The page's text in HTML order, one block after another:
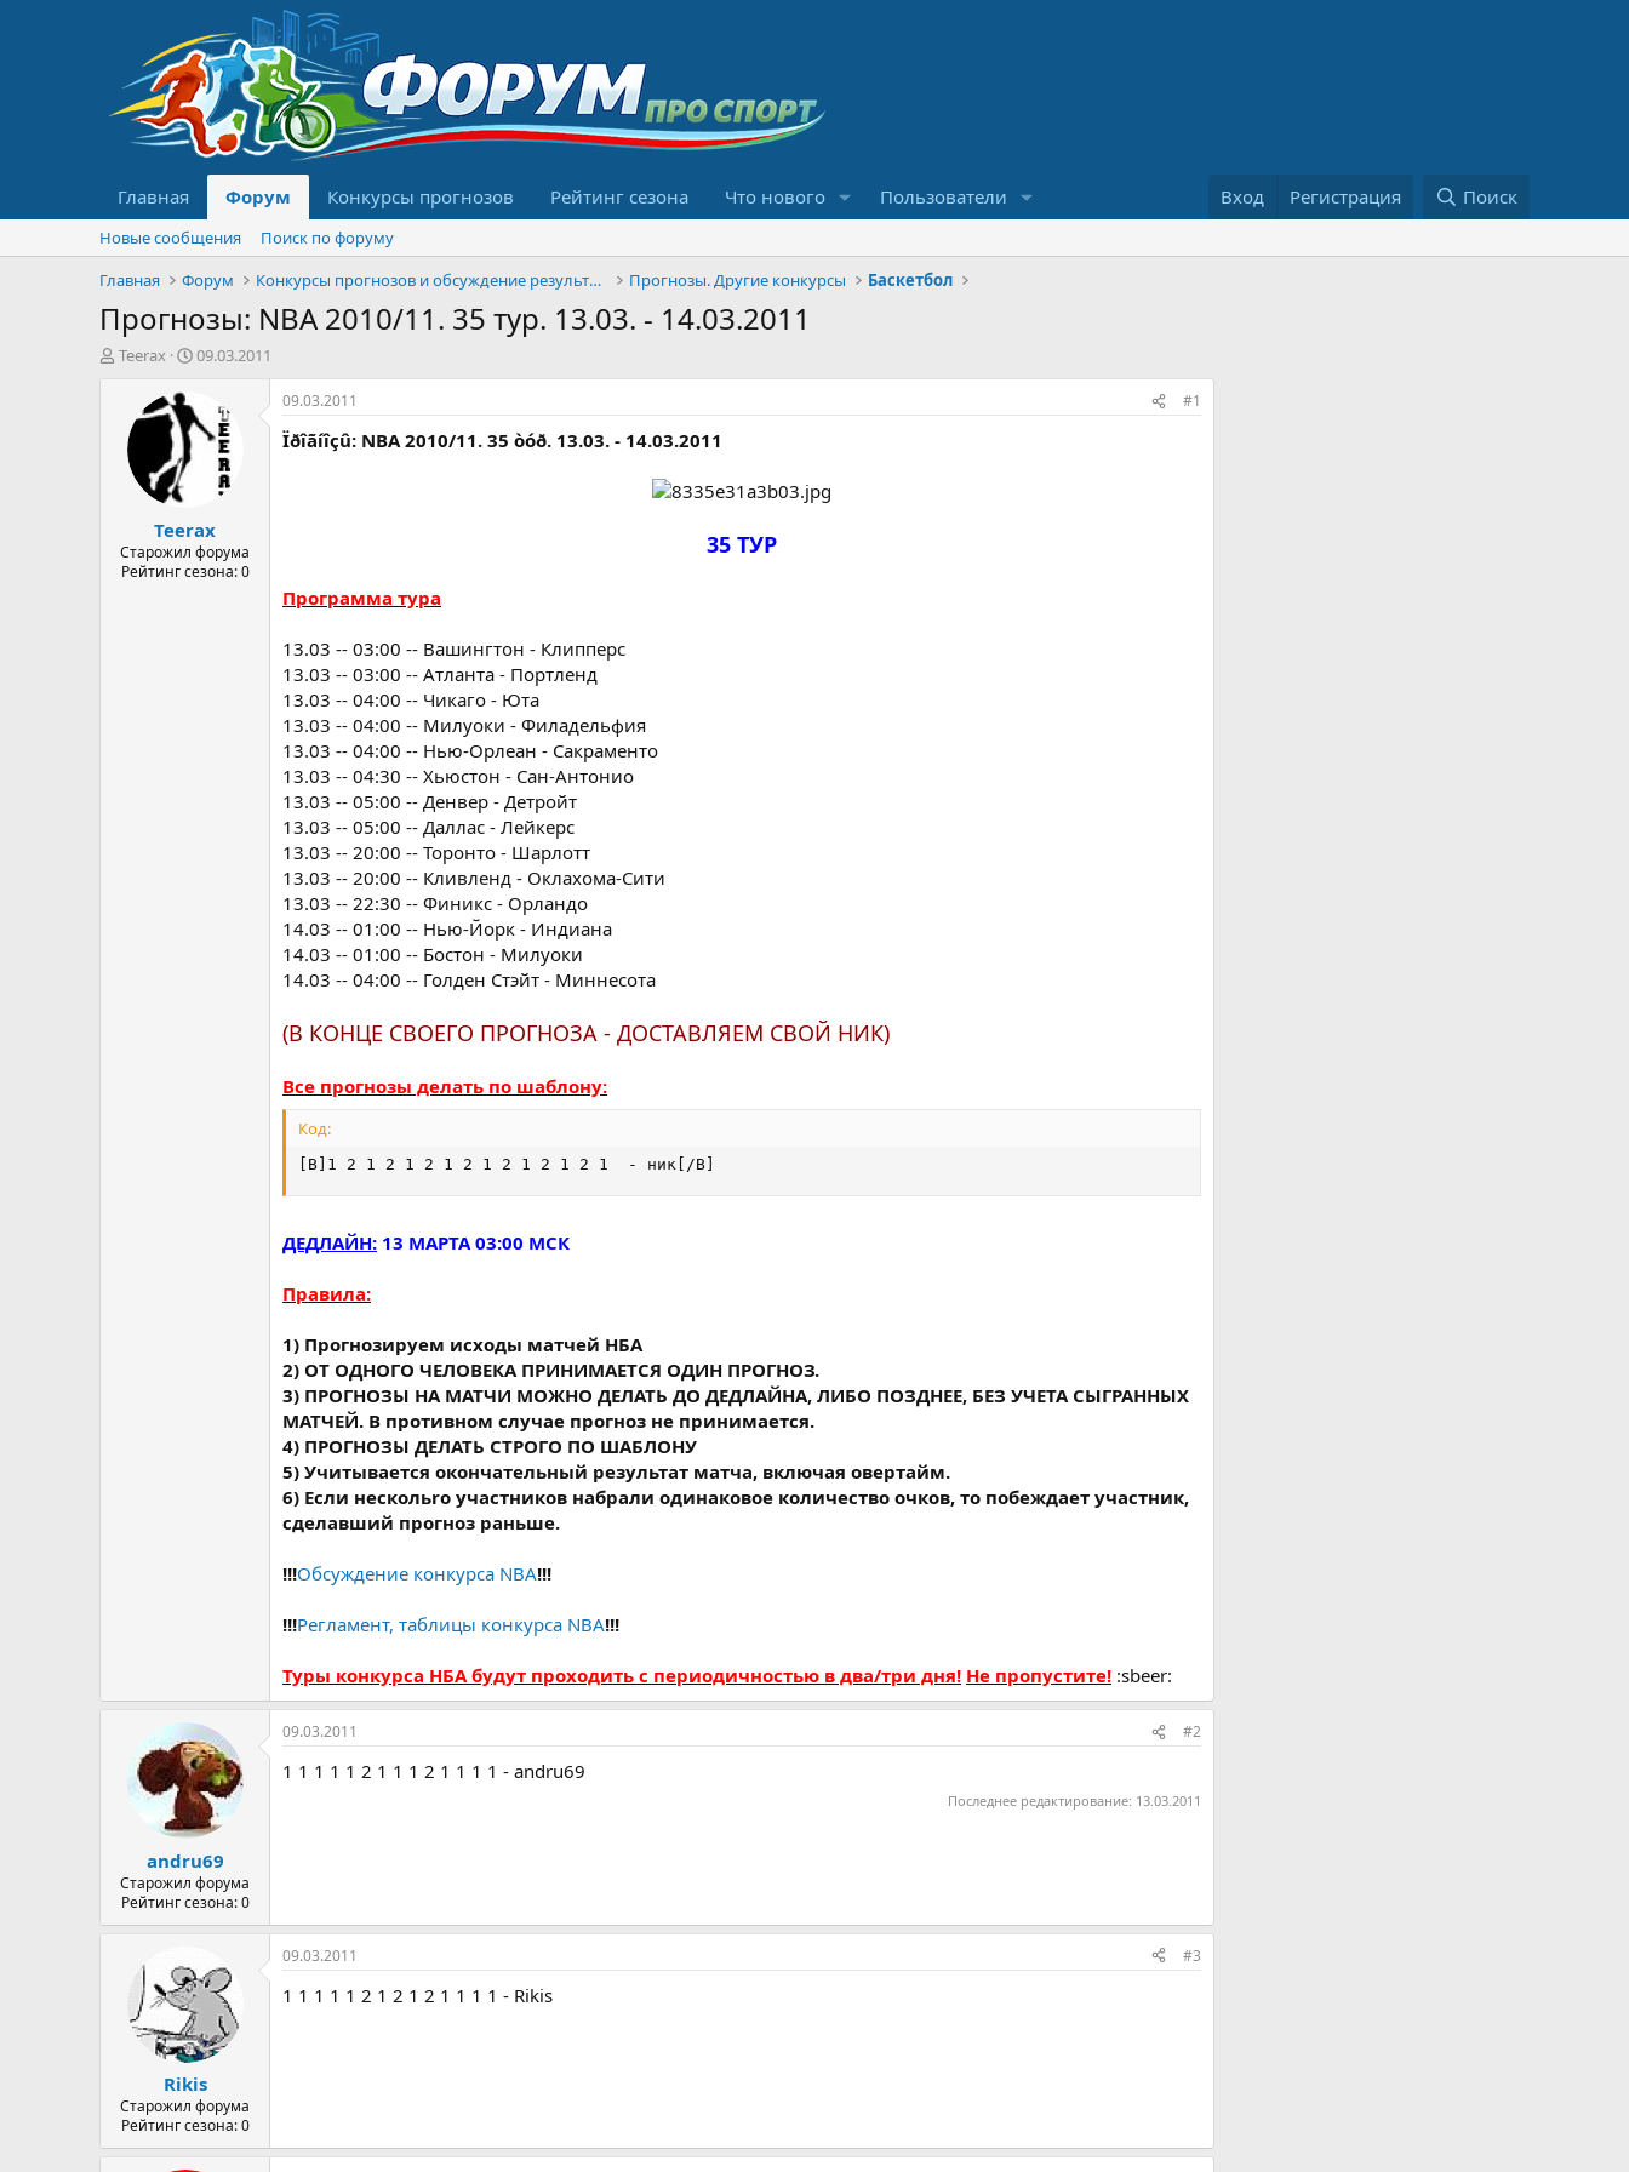
Главная Форум Конкурсы прогнозов Рейтинг сезона Что нового Пользователи Вход Регистрация Поиск
Новые сообщения
Поиск по форуму
Главная
Форум Конкурсы прогнозов и обсуждение результатов Прогнозы. Другие конкурсы Баскетбол
Прогнозы: NBA 2010/11. 35 тур. 13.03. - 14.03.2011
А
Teerax
Д
а
н
л
а
09.03.2011
Teerax
Старожил форума
Рейтинг сезона: 0
09.03.2011 #1
Ïðîãíîçû: NBA 2010/11. 35 òóð. 13.03. - 14.03.2011
35 ТУР
Программа тура
13.03 -- 03:00 -- Вашингтон - Клипперс
13.03 -- 03:00 -- Атланта - Портленд
13.03 -- 04:00 -- Чикаго - Юта
13.03 -- 04:00 -- Милуоки - Филадельфия
13.03 -- 04:00 -- Нью-Орлеан - Сакраменто
13.03 -- 04:30 -- Хьюстон - Сан-Антонио
13.03 -- 05:00 -- Денвер - Детройт
13.03 -- 05:00 -- Даллас - Лейкерс
13.03 -- 20:00 -- Торонто - Шарлотт
13.03 -- 20:00 -- Кливленд - Оклахома-Сити
13.03 -- 22:30 -- Финикс - Орландо
14.03 -- 01:00 -- Нью-Йорк - Индиана
14.03 -- 01:00 -- Бостон - Милуоки
14.03 -- 04:00 -- Голден Стэйт - Миннесота
(В КОНЦЕ СВОЕГО ПРОГНОЗА - ДОСТАВЛЯЕМ СВОЙ НИК)
Все прогнозы делать по шаблону:
Код:
[B]1 2 1 2 1 2 1 2 1 2 1 2 1 2 1  - ник[/B]
ДЕДЛАЙН: 13 МАРТА 03:00 МСК
Правила:
1) Прогнозируем исходы матчей НБА
2) ОТ ОДНОГО ЧЕЛОВЕКА ПРИНИМАЕТСЯ ОДИН ПРОГНОЗ.
3) ПРОГНОЗЫ НА МАТЧИ МОЖНО ДЕЛАТЬ ДО ДЕДЛАЙНА, ЛИБО ПОЗДНЕЕ, БЕЗ УЧЕТА СЫГРАННЫХ
МАТЧЕЙ. В противном случае прогноз не принимается.
4) ПРОГНОЗЫ ДЕЛАТЬ СТРОГО ПО ШАБЛОНУ
5) Учитывается окончательный результат матча, включая овертайм.
6) Если нескольrо участников набрали одинаковое количество очков, то побеждает участник,
сделавший прогноз раньше.
!!!Обсуждение конкурса NBA!!!
!!!Регламент, таблицы конкурса NBA!!!
Туры конкурса НБА будут проходить с периодичностью в два/три дня! Не пропустите! :sbeer:
andru69
Старожил форума
Рейтинг сезона: 0
09.03.2011 #2
1 1 1 1 1 2 1 1 1 2 1 1 1 1 - andru69
Последнее редактирование: 13.03.2011
Rikis
Старожил форума
Рейтинг сезона: 0
09.03.2011 #3
1 1 1 1 1 2 1 2 1 2 1 1 1 1 - Rikis